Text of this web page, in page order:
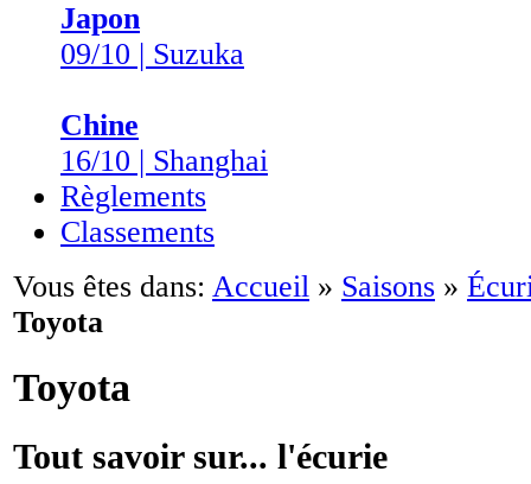
Japon
09/10 | Suzuka
Chine
16/10 | Shanghai
Règlements
Classements
Vous êtes dans: Accueil » Saisons »
Toyota
Toyota
Tout savoir sur... l'écurie